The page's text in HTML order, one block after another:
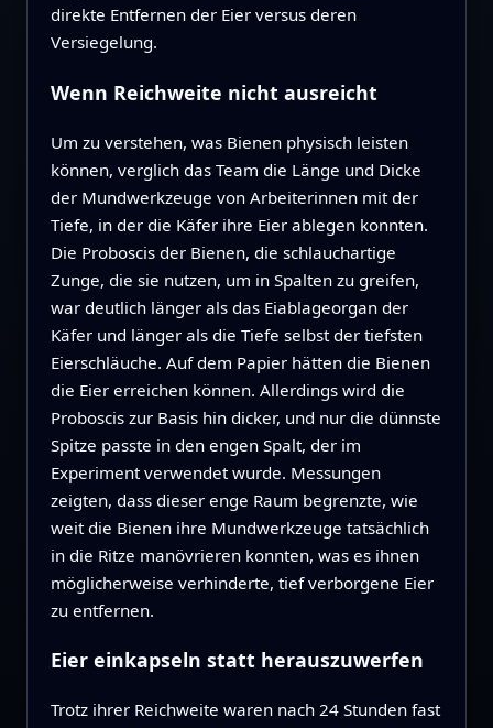
direkte Entfernen der Eier versus deren
Versiegelung.
Wenn Reichweite nicht ausreicht
Um zu verstehen, was Bienen physisch leisten
können, verglich das Team die Länge und Dicke
der Mundwerkzeuge von Arbeiterinnen mit der
Tiefe, in der die Käfer ihre Eier ablegen konnten.
Die Proboscis der Bienen, die schlauchartige
Zunge, die sie nutzen, um in Spalten zu greifen,
war deutlich länger als das Eiablageorgan der
Käfer und länger als die Tiefe selbst der tiefsten
Eierschläuche. Auf dem Papier hätten die Bienen
die Eier erreichen können. Allerdings wird die
Proboscis zur Basis hin dicker, und nur die dünnste
Spitze passte in den engen Spalt, der im
Experiment verwendet wurde. Messungen
zeigten, dass dieser enge Raum begrenzte, wie
weit die Bienen ihre Mundwerkzeuge tatsächlich
in die Ritze manövrieren konnten, was es ihnen
möglicherweise verhinderte, tief verborgene Eier
zu entfernen.
Eier einkapseln statt herauszuwerfen
Trotz ihrer Reichweite waren nach 24 Stunden fast